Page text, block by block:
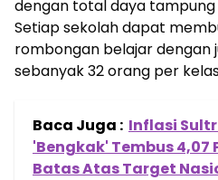
dengan total daya tampung
Setiap sekolah dapat
rombongan belajar dengan
sebanyak 32 orang per
Baca Juga : Inflasi
'Bengkak' Tembus 4,07
Batas Atas Target